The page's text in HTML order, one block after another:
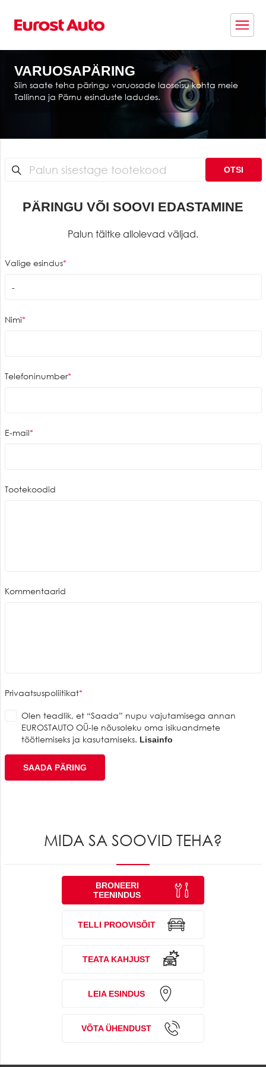
VARUOSAPÄRING
Siin saate teha päringu varuosade laoseisu kohta meie
Tallinna ja Pärnu esinduste ladudes.
OTSI
PÄRINGU VÕI SOOVI EDASTAMINE
Palun täitke allolevad väljad.
Valige esindus
Nimi
Telefoninumber
E-mail
Tootekoodid
Kommentaarid
Privaatsuspoliitikat
Olen teadlik, et “Saada” nupu vajutamisega annan
EUROSTAUTO OÜ-le nõusoleku oma isikuandmete
töötlemiseks ja kasutamiseks. Lisainfo
SAADA PÄRING
MIDA SA SOOVID TEHA?
BRONEERI
TEENINDUS
TELLI PROOVISÕIT
TEATA KAHJUST
LEIA ESINDUS
VÕTA ÜHENDUST